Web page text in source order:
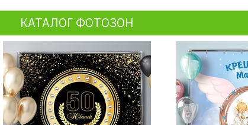
КАТАЛОГ ФОТОЗОН